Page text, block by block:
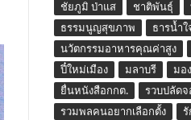
ชัยภูมิ ป่าแส
ชาติพันธุ์
ธรรมนูญสุขภาพ
ธารน้ำใ
นวัตกรรมอาหารคุณค่าสูง
ปี๋ใหม่เมือง
มลาบรี
มอ
ยื่นหนังสือกกต.
รวบปลัด
รวมพลคนอยากเลือกตั้ง
รั